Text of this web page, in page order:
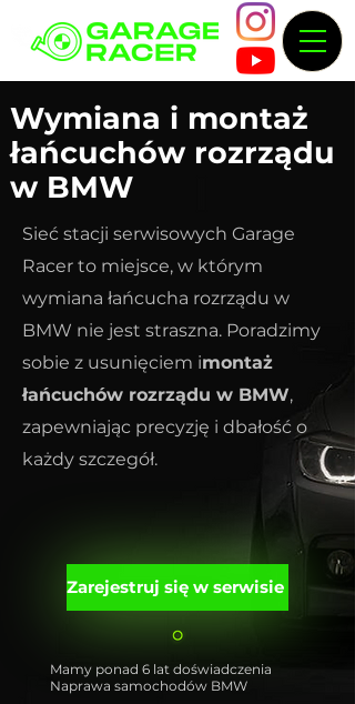
Wymiana i montaż
łańcuchów rozrządu
w BMW
Sieć stacji serwisowych Garage
Racer to miejsce, w którym
wymiana łańcucha rozrządu w
BMW nie jest straszna. Poradzimy
sobie z usunięciem imontaż
łańcuchów rozrządu w BMW,
zapewniając precyzję i dbałość o
każdy szczegół.
Zarejestruj się w serwisie
Mamy ponad 6 lat doświadczenia
Naprawa samochodów BMW